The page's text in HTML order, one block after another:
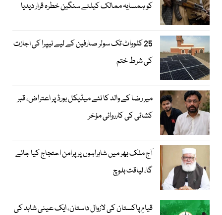
کو ہمسایہ ممالک کیلئے سنگین خطرہ قرار دیدیا
25 کلوواٹ تک سولر صارفین کے لیے نیپرا کی اجازت
کی شرط ختم
میر رضا کے والد کا نئے میڈیکل بورڈ پر اعتراض، قبر
کشائی کی کارروائی مؤخر
آج ملک بھر میں شاہراہوں پر پرامن احتجاج کیا جائے
گا، لیاقت بلوچ
قیامِ پاکستان کی لازوال داستان، ایک عینی شاہد کی